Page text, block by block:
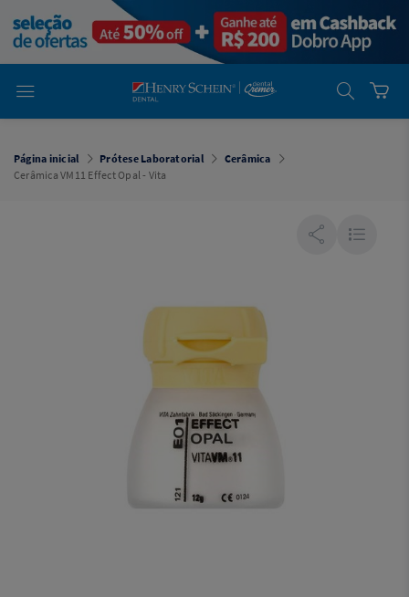
Dental
Cremer -
Henry Schein
Laboratório
Laboratório
Cremer -
Henry Schein
Página inicial Prótese Laboratorial
Cerâmica
Cerâmica VM11 Effect Opal - Vita